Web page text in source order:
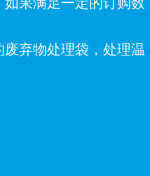
弃物处理袋，处理温